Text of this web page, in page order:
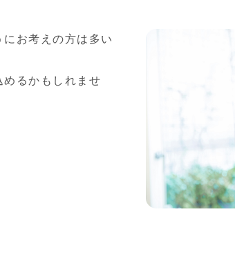
にお考えの方は多い
るかもしれませ